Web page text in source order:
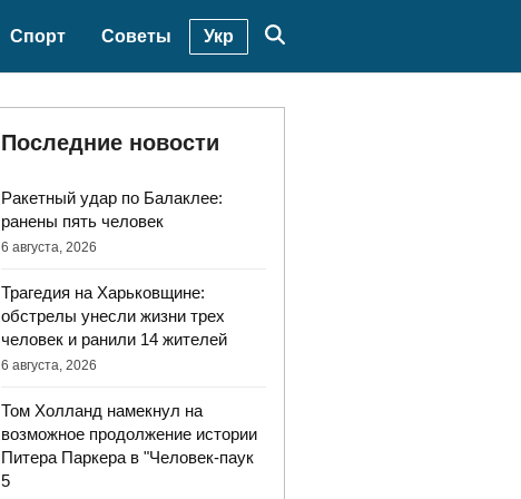
Спорт Советы Укр
Последние новости
Ракетный удар по Балаклее:
ранены пять человек
6 августа, 2026
Трагедия на Харьковщине:
обстрелы унесли жизни трех
человек и ранили 14 жителей
6 августа, 2026
Том Холланд намекнул на
возможное продолжение истории
Питера Паркера в "Человек-паук
5